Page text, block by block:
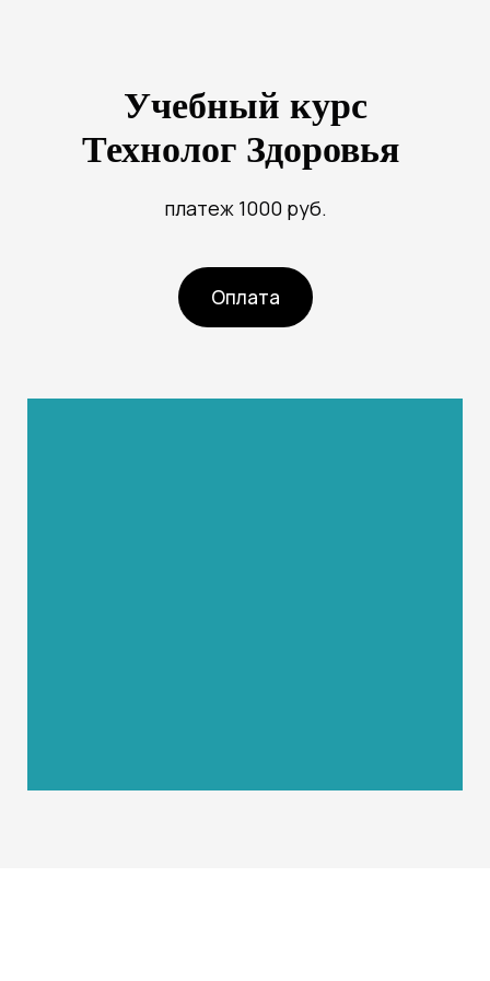
Учебный курс
Технолог Здоровья
платеж 1000 руб.
Оплата